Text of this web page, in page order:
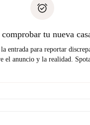
de solvencia
ningún problema.
tu nueva
entrada para reportar
el anuncio y la realidad.